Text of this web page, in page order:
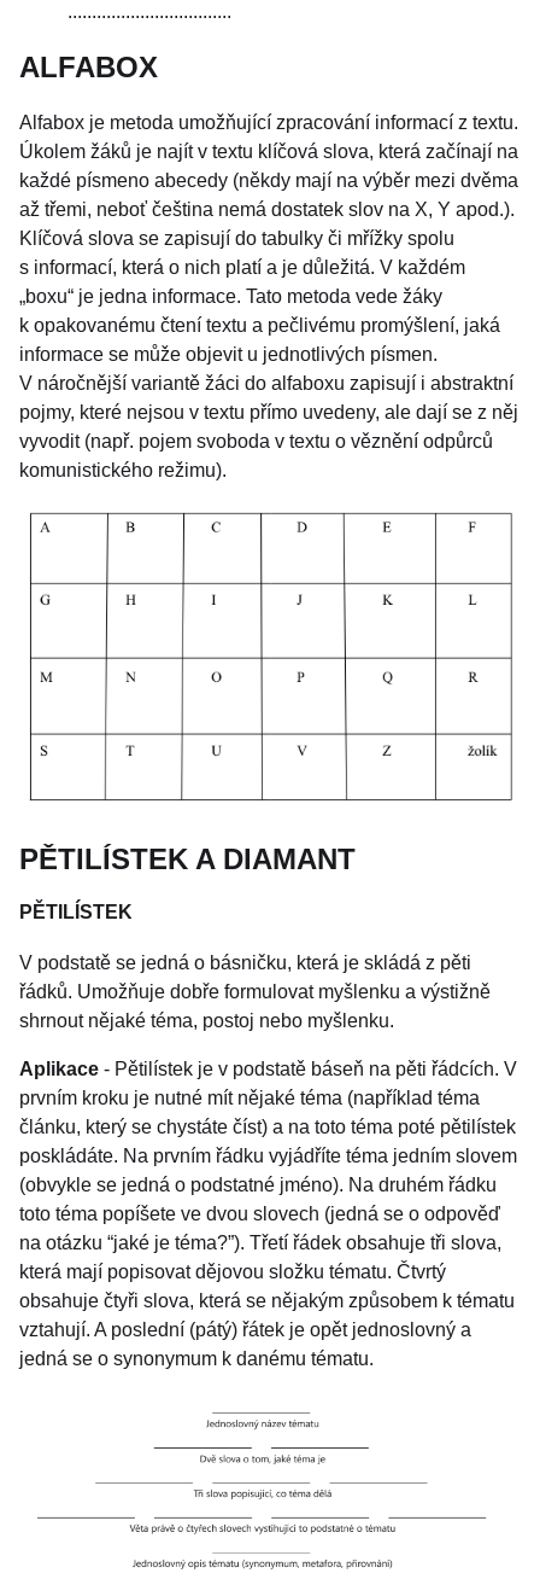
..................................
ALFABOX
Alfabox je metoda umožňující zpracování informací z textu.
Úkolem žáků je najít v textu klíčová slova, která začínají na
každé písmeno abecedy (někdy mají na výběr mezi dvěma
až třemi, neboť čeština nemá dostatek slov na X, Y apod.).
Klíčová slova se zapisují do tabulky či mřížky spolu
s informací, která o nich platí a je důležitá. V každém
„boxu“ je jedna informace. Tato metoda vede žáky
k opakovanému čtení textu a pečlivému promýšlení, jaká
informace se může objevit u jednotlivých písmen.
V náročnější variantě žáci do alfaboxu zapisují i abstraktní
pojmy, které nejsou v textu přímo uvedeny, ale dají se z něj
vyvodit (např. pojem svoboda v textu o věznění odpůrců
komunistického režimu).
PĚTILÍSTEK A DIAMANT
PĚTILÍSTEK
V podstatě se jedná o básničku, která je skládá z pěti
řádků. Umožňuje dobře formulovat myšlenku a výstižně
shrnout nějaké téma, postoj nebo myšlenku.
Aplikace - Pětilístek je v podstatě báseň na pěti řádcích. V
prvním kroku je nutné mít nějaké téma (například téma
článku, který se chystáte číst) a na toto téma poté pětilístek
poskládáte. Na prvním řádku vyjádříte téma jedním slovem
(obvykle se jedná o podstatné jméno). Na druhém řádku
toto téma popíšete ve dvou slovech (jedná se o odpověď
na otázku “jaké je téma?”). Třetí řádek obsahuje tři slova,
která mají popisovat dějovou složku tématu. Čtvrtý
obsahuje čtyři slova, která se nějakým způsobem k tématu
vztahují. A poslední (pátý) řátek je opět jednoslovný a
jedná se o synonymum k danému tématu.